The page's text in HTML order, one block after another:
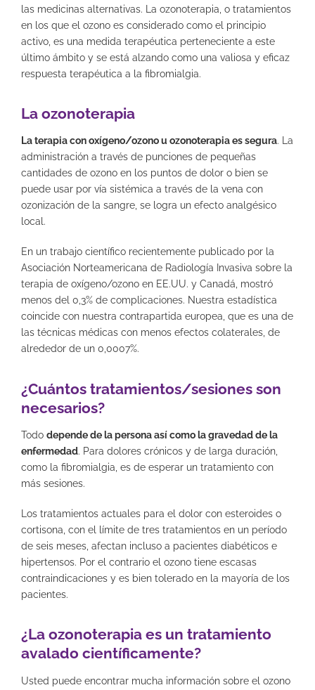
las medicinas alternativas. La ozonoterapia, o tratamientos
en los que el ozono es considerado como el principio
activo, es una medida terapéutica perteneciente a este
último ámbito y se está alzando como una valiosa y eficaz
respuesta terapéutica a la fibromialgia.
La ozonoterapia
La terapia con oxígeno/ozono u ozonoterapia es segura. La
administración a través de punciones de pequeñas
cantidades de ozono en los puntos de dolor o bien se
puede usar por vía sistémica a través de la vena con
ozonización de la sangre, se logra un efecto analgésico
local.
En un trabajo científico recientemente publicado por la
Asociación Norteamericana de Radiología Invasiva sobre la
terapia de oxígeno/ozono en EE.UU. y Canadá, mostró
menos del 0,3% de complicaciones. Nuestra estadística
coincide con nuestra contrapartida europea, que es una de
las técnicas médicas con menos efectos colaterales, de
alrededor de un 0,0007%.
¿Cuántos tratamientos/sesiones son
necesarios?
Todo depende de la persona así como la gravedad de la
enfermedad. Para dolores crónicos y de larga duración,
como la fibromialgia, es de esperar un tratamiento con
más sesiones.
Los tratamientos actuales para el dolor con esteroides o
cortisona, con el límite de tres tratamientos en un período
de seis meses, afectan incluso a pacientes diabéticos e
hipertensos. Por el contrario el ozono tiene escasas
contraindicaciones y es bien tolerado en la mayoría de los
pacientes.
¿La ozonoterapia es un tratamiento
avalado científicamente?
Usted puede encontrar mucha información sobre el ozono